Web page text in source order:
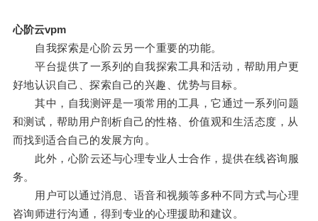
心阶云vpm
自我探索是心阶云另一个重要的功能。
平台提供了一系列的自我探索工具和活动，帮助用户更
好地认识自己、探索自己的兴趣、优势与目标。
其中，自我测评是一项常用的工具，它通过一系列问题
和测试，帮助用户剖析自己的性格、价值观和生活态度，从
而找到适合自己的发展方向。
此外，心阶云还与心理专业人士合作，提供在线咨询服
务。
用户可以通过消息、语音和视频等多种不同方式与心理
咨询师进行沟通，得到专业的心理援助和建议。